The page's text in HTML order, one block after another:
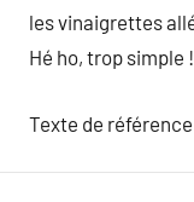
les vinaigrettes
Hé ho, trop simple !
Texte de